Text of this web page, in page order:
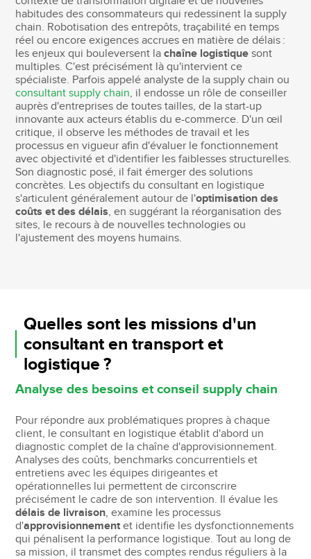
habitudes des consommateurs qui redessinent la supply
chain. Robotisation des entrepôts, traçabilité en temps
réel ou encore exigences accrues en matière de délais :
les enjeux qui bouleversent lachaîne logistique sont
multiples. C'est précisément là qu'intervient ce
spécialiste. Parfois appelé analyste de la supply chain ou
consultant supply chain, il endosse un rôle de conseiller
auprès d'entreprises de toutes tailles, de la start-up
innovante aux acteurs établis du e-commerce. D'un œil
critique, il observe les méthodes de travail et les
processus en vigueur afin d'évaluer le fonctionnement
avec objectivité et d'identifier les faiblesses structurelles.
Son diagnostic posé, il fait émerger des solutions
concrètes. Les objectifs du consultant en logistique
s'articulent généralement autour de l'optimisation des
coûts et des délais, en suggérant la réorganisation des
sites, le recours à de nouvelles technologies ou
l'ajustement des moyens humains.
Quelles sont les missions d'un
consultant en transport et
logistique ?
Analyse des besoins et conseil supply chain
Pour répondre aux problématiques propres à chaque
client, le consultant en logistique établit d'abord un
diagnostic complet de la chaîne d'approvisionnement.
Analyses des coûts, benchmarks concurrentiels et
entretiens avec les équipes dirigeantes et
opérationnelles lui permettent de circonscrire
précisément le cadre de son intervention. Il évalue les
délais de livraison, examine les processus
d'approvisionnement et identifie les dysfonctionnements
qui pénalisent la performance logistique. Tout au long de
sa mission, il transmet des comptes rendus réguliers à la